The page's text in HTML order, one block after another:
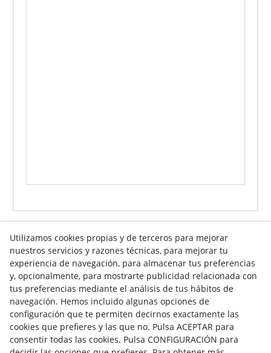
Info venta online
Contacto
Av. Tarragona, s/n
25300 Tàrrega(Lleida)España
Utilizamos cookies propias y de terceros para mejorar
nuestros servicios y razones técnicas, para mejorar tu
experiencia de navegación, para almacenar tus preferencias
y, opcionalmente, para mostrarte publicidad relacionada con
tus preferencias mediante el análisis de tus hábitos de
navegación. Hemos incluido algunas opciones de
configuración que te permiten decirnos exactamente las
cookies que prefieres y las que no. Pulsa ACEPTAR para
consentir todas las cookies. Pulsa CONFIGURACIÓN para